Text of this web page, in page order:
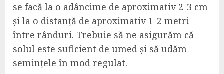
se facă la o adâncime de aproximativ 2-3 cm
și la o distanță de aproximativ 1-2 metri
între rânduri. Trebuie să ne asigurăm că
solul este suficient de umed și să udăm
semințele în mod regulat.